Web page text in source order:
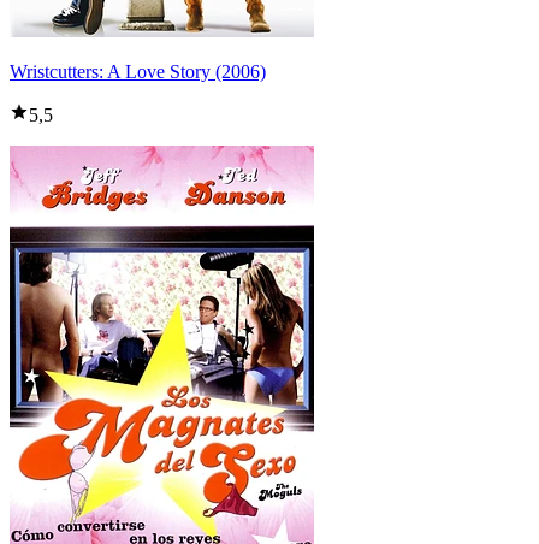
Wristcutters: A Love Story (2006)
5,5